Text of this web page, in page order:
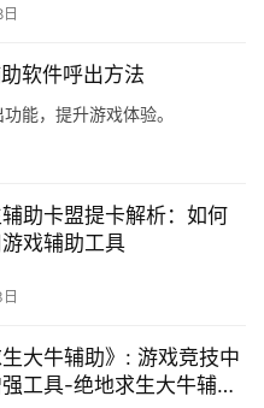
软件呼出方法
能，提升游戏体验。
助卡盟提卡解析：如何
戏辅助工具
生大牛辅助》: 游戏竞技中
工具-绝地求生大牛辅